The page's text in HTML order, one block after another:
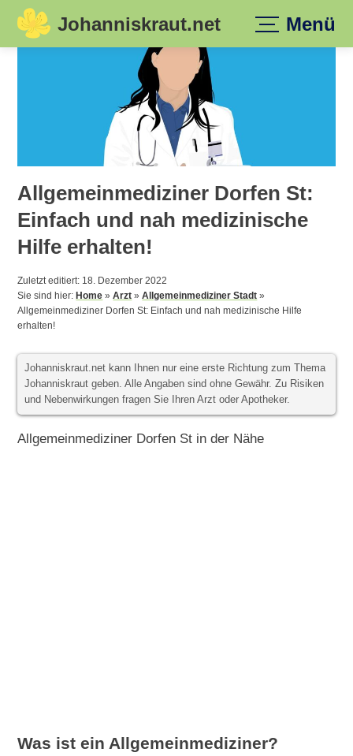
Skip
Johanniskraut.net Menü
Allgemeinmediziner Dorfen St:
Einfach und nah medizinische
Hilfe erhalten!
Zuletzt editiert: 18. Dezember 2022
Sie sind hier:Home »Arzt »Allgemeinmediziner Stadt »
Allgemeinmediziner Dorfen St: Einfach und nah medizinische Hilfe
erhalten!
Johanniskraut.net kann Ihnen nur eine erste Richtung zum Thema
Johanniskraut geben. Alle Angaben sind ohne Gewähr. Zu Risiken
und Nebenwirkungen fragen Sie Ihren Arzt oder Apotheker.
Allgemeinmediziner Dorfen St in der Nähe
Was ist ein Allgemeinmediziner?